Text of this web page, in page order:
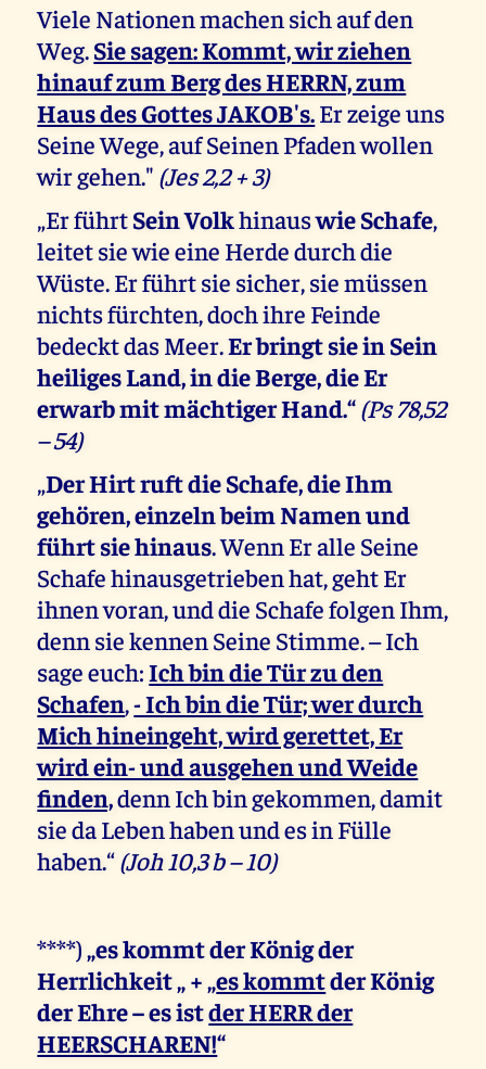
Viele Nationen machen sich auf den
Weg.Sie sagen: Kommt, wir ziehen
hinauf zum Berg des HERRN, zum
Haus des Gottes JAKOB's.Er zeige uns
Seine Wege, auf Seinen Pfaden wollen
wir gehen." (Jes 2,2 + 3)
„Er führtSein Volkhinauswie Schafe,
leitet sie wie eine Herde durch die
Wüste. Er führt sie sicher, sie müssen
nichts fürchten, doch ihre Feinde
bedeckt das Meer.Er bringt sie in Sein
heiliges Land, in die Berge, die Er
erwarb mit mächtiger Hand.“(Ps 78,52
– 54)
„Der Hirt ruft die Schafe, die Ihm
gehören, einzeln beim Namen und
führt sie hinaus. Wenn Er alle Seine
Schafe hinausgetrieben hat, geht Er
ihnen voran, und die Schafe folgen Ihm,
denn sie kennen Seine Stimme. – Ich
sage euch:Ich bin die Tür zu den
Schafen,- Ich bin die Tür; wer durch
Mich hineingeht, wird gerettet, Er
wird ein- und ausgehen und Weide
finden,denn Ich bin gekommen, damit
sie da Leben haben und es in Fülle
haben.“(Joh 10,3 b – 10)
****)„es kommt der König der
Herrlichkeit „ + „es kommtder König
der Ehre – es istder HERR der
HEERSCHAREN!“